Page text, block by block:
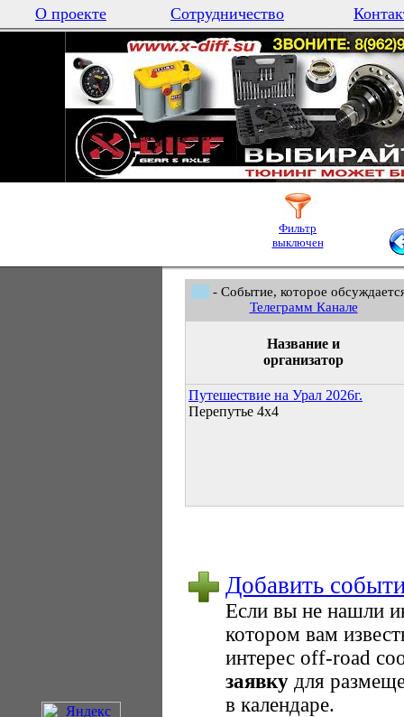
О проекте Сотрудничество
Фильтр
выключен
- Событие, которое
Телеграмм Канале
Название и
организатор
Путешествие на Урал 2026г.
Перепутье 4х4
Добавить
Если вы не нашли
котором вам
интерес оff-road
заявку для
в календаре.